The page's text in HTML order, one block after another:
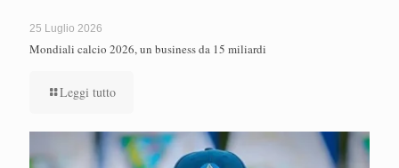
25 Luglio 2026
Mondiali calcio 2026, un business da 15 miliardi
Leggi tutto